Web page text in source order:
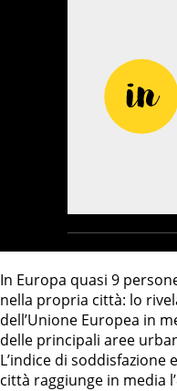
In Europa quasi 9
nella propria città: lo
dell’Unione Europea in
delle principali aree
L’indice di
città raggiunge in media